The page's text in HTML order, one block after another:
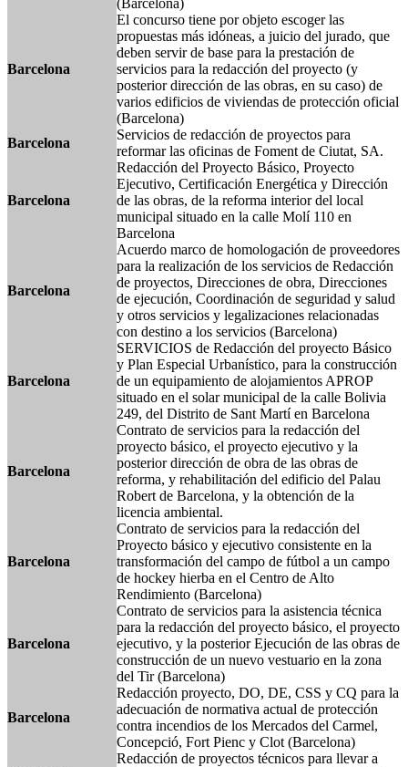
Barcelona
El concurso tiene por objeto escoger las
propuestas más idóneas, a juicio del jurado, que
deben servir de base para la prestación de
servicios para la redacción del proyecto (y
posterior dirección de las obras, en su caso) de
varios edificios de viviendas de protección oficial
(Barcelona)
Barcelona
Servicios de redacción de proyectos para
reformar las oficinas de Foment de Ciutat, SA.
Barcelona
Redacción del Proyecto Básico, Proyecto
Ejecutivo, Certificación Energética y Dirección
de las obras, de la reforma interior del local
municipal situado en la calle Molí 110 en
Barcelona
Barcelona
Acuerdo marco de homologación de proveedores
para la realización de los servicios de Redacción
de proyectos, Direcciones de obra, Direcciones
de ejecución, Coordinación de seguridad y salud
y otros servicios y legalizaciones relacionadas
con destino a los servicios (Barcelona)
Barcelona
SERVICIOS de Redacción del proyecto Básico
y Plan Especial Urbanístico, para la construcción
de un equipamiento de alojamientos APROP
situado en el solar municipal de la calle Bolivia
249, del Distrito de Sant Martí en Barcelona
Barcelona
Contrato de servicios para la redacción del
proyecto básico, el proyecto ejecutivo y la
posterior dirección de obra de las obras de
reforma, y ​​rehabilitación del edificio del Palau
Robert de Barcelona, ​​y la obtención de la
licencia ambiental.
Barcelona
Contrato de servicios para la redacción del
Proyecto básico y ejecutivo consistente en la
transformación del campo de fútbol a un campo
de hockey hierba en el Centro de Alto
Rendimiento (Barcelona)
Barcelona
Contrato de servicios para la asistencia técnica
para la redacción del proyecto básico, el proyecto
ejecutivo, y la posterior Ejecución de las obras de
construcción de un nuevo vestuario en la zona
del Tir (Barcelona)
Barcelona
Redacción proyecto, DO, DE, CSS y CQ para la
adecuación de normativa actual de protección
contra incendios de los Mercados del Carmel,
Concepció, Fort Pienc y Clot (Barcelona)
Redacción de proyectos técnicos para llevar a